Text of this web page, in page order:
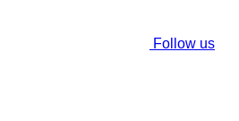
Follow us